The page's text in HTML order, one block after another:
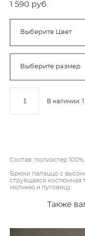
1 590 pуб.
Выберите Цвет
Выберите размер
В наличии: 1
Cостав: полиэстер 100%.
Брюки палаццо с
струящаяся костюмная
молнию и пуговицу.
Также